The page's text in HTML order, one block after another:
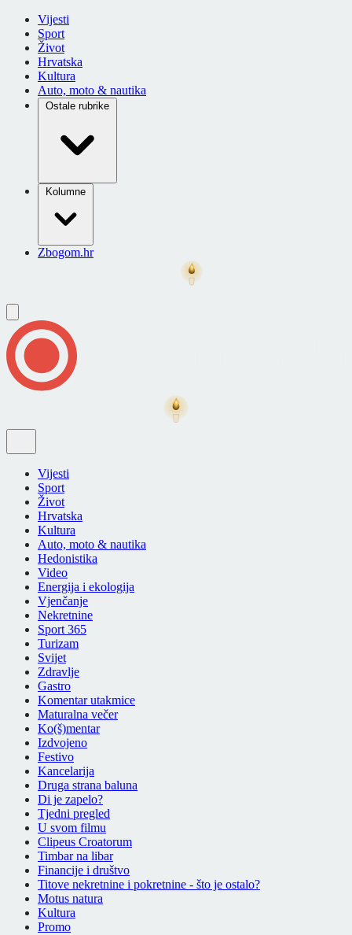
Vijesti
Sport
Život
Hrvatska
Kultura
Auto, moto & nautika
Ostale rubrike
Kolumne
Zbogom.hr
Vijesti
Sport
Život
Hrvatska
Kultura
Auto, moto & nautika
Hedonistika
Video
Energija i ekologija
Vjenčanje
Nekretnine
Sport 365
Turizam
Svijet
Zdravlje
Gastro
Komentar utakmice
Maturalna večer
Ko(š)mentar
Izdvojeno
Festivo
Kancelarija
Druga strana baluna
Di je zapelo?
Tjedni pregled
U svom filmu
Clipeus Croatorum
Timbar na libar
Financije i društvo
Titove nekretnine i pokretnine - što je ostalo?
Motus natura
Kultura
Promo